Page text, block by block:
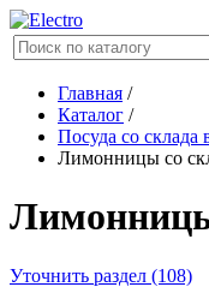
Главная /
Каталог /
Посуда со склада
Лимонницы со
Уточнить раздел (108)